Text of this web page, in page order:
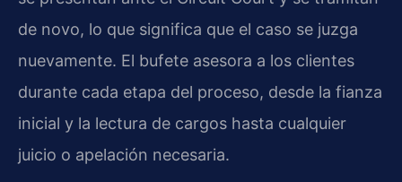
de novo, lo que significa que el caso se juzga
nuevamente. El bufete asesora a los clientes
durante cada etapa del proceso, desde la fianza
inicial y la lectura de cargos hasta cualquier
juicio o apelación necesaria.